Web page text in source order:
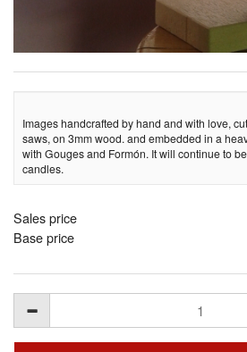
Images handcrafted by hand and with love,
saws, on 3mm wood. and embedded in a
with Gouges and Formón. It will continue to
candles.
Sales price
Base price